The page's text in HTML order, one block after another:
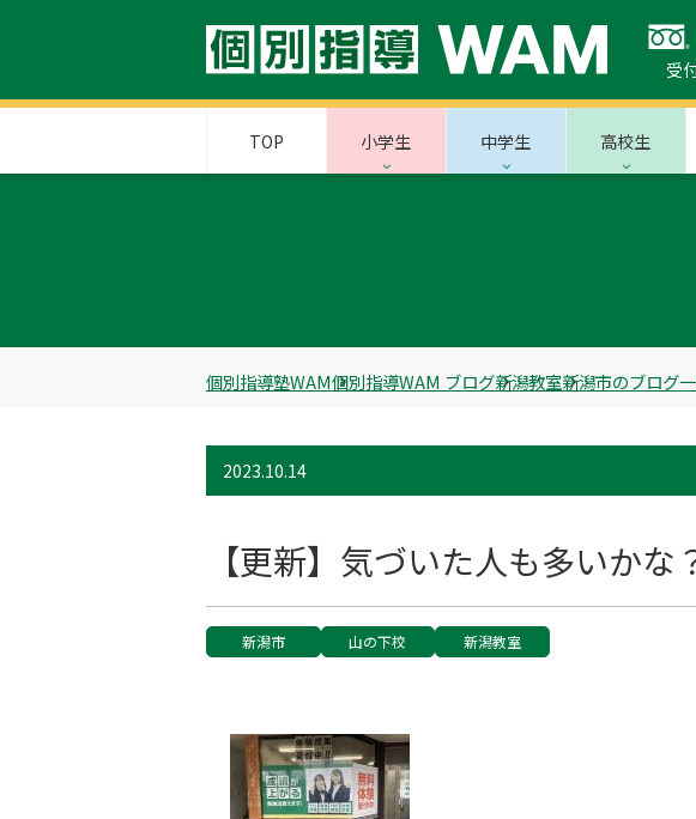
受
TOP 小学生 中学生 高校生
個別指導塾WAM個別指導WAM ブログ新潟教室新潟市のブログ
2023.10.14
【更新】気づいた人も多いかな
新潟市 山の下校 新潟教室